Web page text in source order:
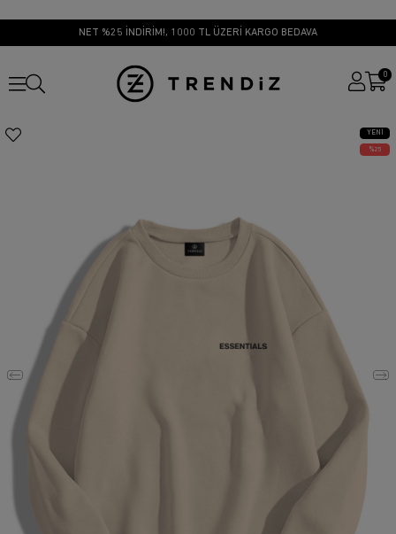
NET %25 İNDİRİM!, 1000 TL ÜZERİ KARGO BEDAVA
0
YENI
ÜRÜN
25